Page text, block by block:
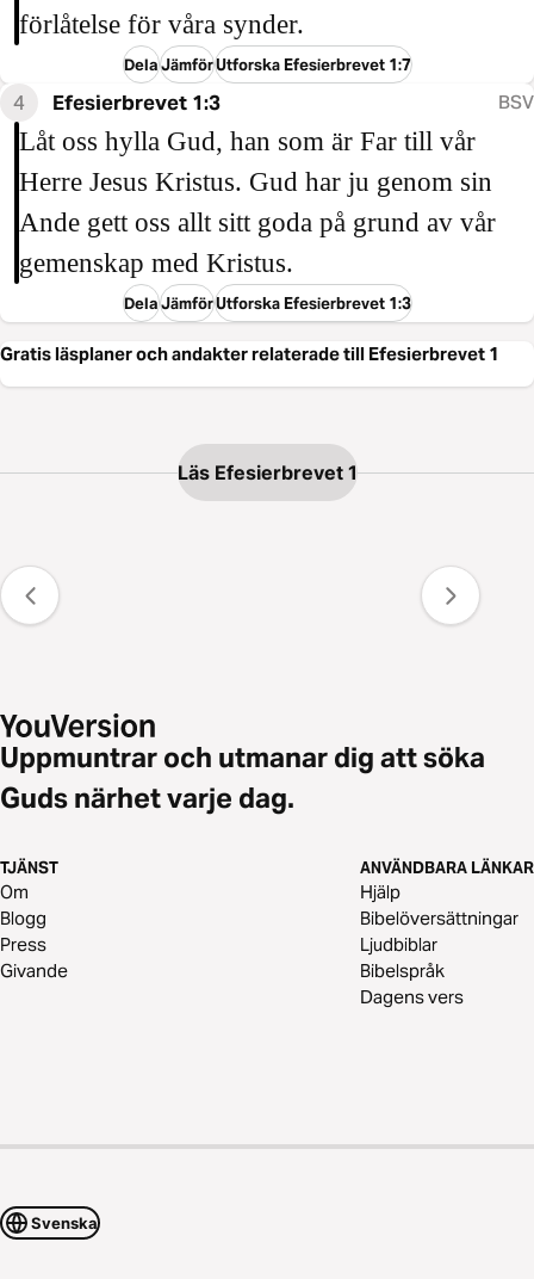
förlåtelse för våra synder.
DelaJämförUtforska Efesierbrevet 1:7
4 Efesierbrevet 1:3 BSV
Låt oss hylla Gud, han som är Far till vår
Herre Jesus Kristus. Gud har ju genom sin
Ande gett oss allt sitt goda på grund av vår
gemenskap med Kristus.
DelaJämförUtforska Efesierbrevet 1:3
Gratis läsplaner och andakter relaterade till Efesierbrevet 1
Läs Efesierbrevet 1
Uppmuntrar och utmanar dig att söka
Guds närhet varje dag.
TJÄNST
Om
Blogg
Press
Givande
ANVÄNDBARA LÄNKAR
Hjälp
Bibelöversättningar
Ljudbiblar
Bibelspråk
Dagens vers
Svenska